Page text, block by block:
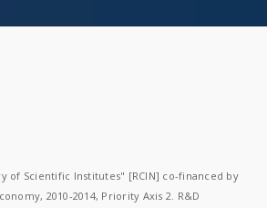
of Scientific Institutes" [RCIN] co-financed by
2010-2014, Priority Axis 2. R&D